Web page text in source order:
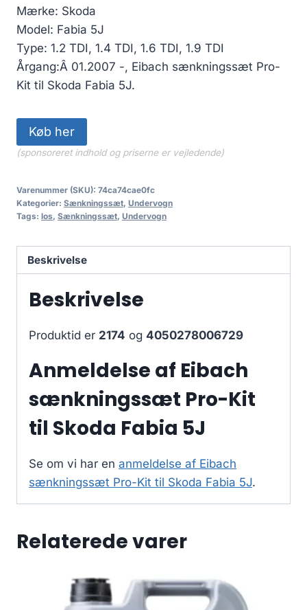
var:
2,099.50 kr..1,889.55 kr..
Mærke: Skoda
Model: Fabia 5J
Type: 1.2 TDI, 1.4 TDI, 1.6 TDI, 1.9 TDI
Årgang:Â 01.2007 -, Eibach sænkningssæt Pro-
Kit til Skoda Fabia 5J.
Køb her
(sponsoreret indhold og priserne er vejledende)
Varenummer (SKU): 74ca74cae0fc
Kategorier: Sænkningssæt, Undervogn
Tags: los, Sænkningssæt, Undervogn
Beskrivelse
Beskrivelse
Produktid er 2174 og 4050278006729
Anmeldelse af Eibach
sænkningssæt Pro-Kit
til Skoda Fabia 5J
Se om vi har en anmeldelse af Eibach
sænkningssæt Pro-Kit til Skoda Fabia 5J.
Relaterede varer